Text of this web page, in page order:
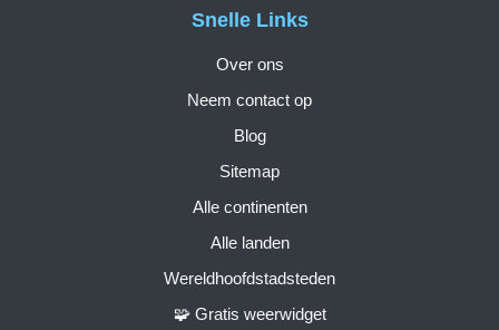
Snelle Links
Over ons
Neem contact op
Blog
Sitemap
Alle continenten
Alle landen
Wereldhoofdstadsteden
🧩 Gratis weerwidget